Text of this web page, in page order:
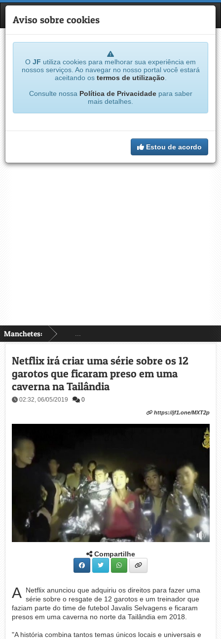
JF
Manchetes:
Aviso sobre cookies
O JF utiliza cookies para melhorar sua experiência em
nossos serviços. Ao navegar no nosso portal você estará
aceitando os termos de utilização
Consulte nossa Política de Privacidadepara saber
mais detalhes.
Estou de acordo
Netflix irá criar uma série sobre os 12
garotos que ficaram preso em uma
caverna na Tailândia
02:32, 06/05/2019 0
https://jf1.one/MXT2p
Compartilhe
A
Netflix anunciou que adquiriu os direitos para fazer uma
série sobre o resgate de 12 garotos e um treinador que
faziam parte do time de futebol Javalis Selvagens e ficaram
presos em uma caverna no norte da Tailândia em 2018.
"A história combina tantos temas únicos locais e universais e